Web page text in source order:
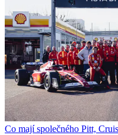
Co mají společného Pitt,